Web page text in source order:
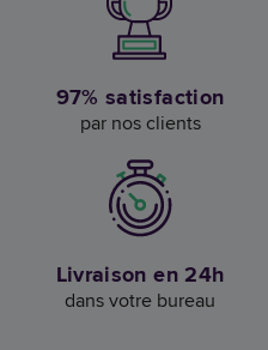
97% satisfaction
par nos clients
Livraison en 24h
dans votre bureau